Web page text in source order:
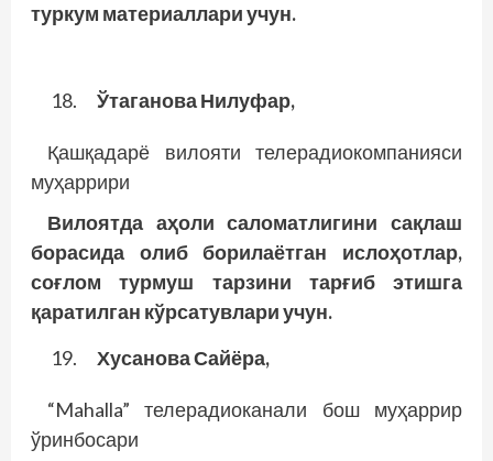
туркум материаллари учун.
Ўтаганова Нилуфар,
Қашқадарё вилояти телерадиокомпанияси
муҳаррири
Вилоятда аҳоли саломатлигини сақлаш
борасида олиб борилаётган ислоҳотлар,
соғлом турмуш тарзини тарғиб этишга
қаратилган кўрсатувлари учун.
Хусанова Сайёра,
“Mahalla” телерадиоканали бош муҳаррир
ўринбосари